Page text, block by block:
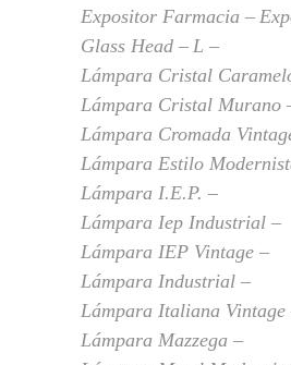
Expositor Farmacia
Glass Head
L
Lámpara Cristal
Lámpara Cristal Murano
Lámpara Cromada
Lámpara Estilo
Lámpara I.E.P.
Lámpara Iep Industrial
Lámpara IEP Vintage
Lámpara Industrial
Lámpara Italiana Vintage
Lámpara Mazzega